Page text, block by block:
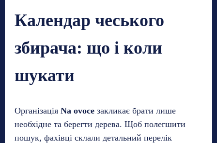
Календар чеського
збирача: що і коли
шукати
Організація Na ovoce закликає брати лише
необхідне та берегти дерева. Щоб полегшити
пошук, фахівці склали детальний перелік